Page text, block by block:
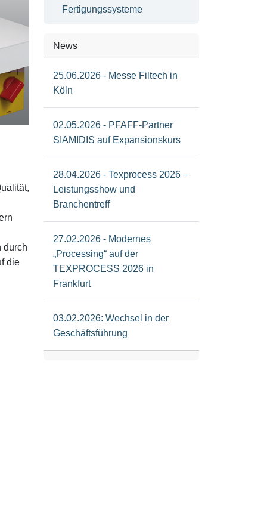
durch
die
Fertigungssysteme
News
25.06.2026 - Messe Filtech in
Köln
02.05.2026 - PFAFF-Partner
SIAMIDIS auf Expansionskurs
28.04.2026 - Texprocess 2026 –
Leistungsshow und
Branchentreff
27.02.2026 - Modernes
„Processing“ auf der
TEXPROCESS 2026 in
Frankfurt
03.02.2026: Wechsel in der
Geschäftsführung